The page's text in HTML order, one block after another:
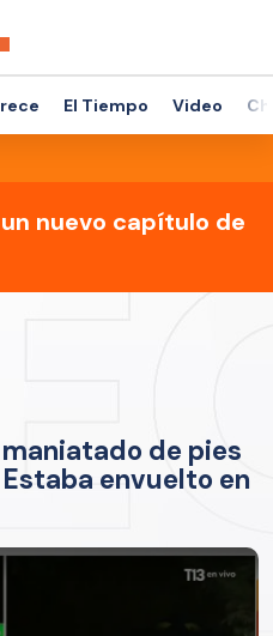
El Tiempo Video
un nuevo capítulo de
de pies
envuelto en